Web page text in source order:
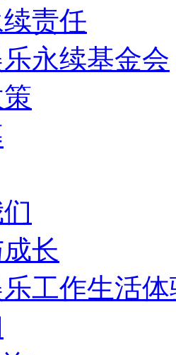
责任
永续基金会
长
工作生活体